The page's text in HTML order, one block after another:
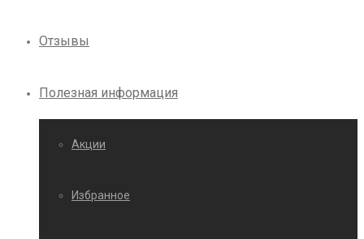
Отзывы
Полезная информация
Акции
Избранное